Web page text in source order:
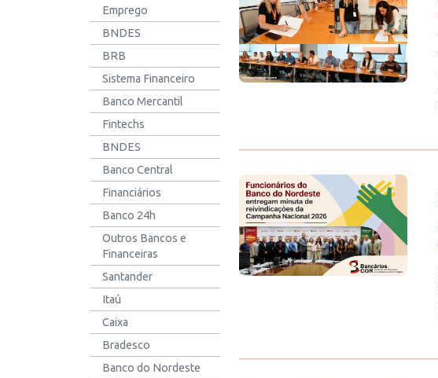
Emprego
BNDES
BRB
Sistema Financeiro
Banco Mercantil
Fintechs
BNDES
Banco Central
Financiários
Banco 24h
Outros Bancos e
Financeiras
Santander
Itaú
Caixa
Bradesco
Banco do Nordeste